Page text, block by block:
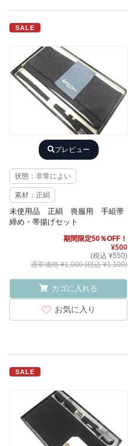
SALE
プレビュー
状態：非常によい
素材：正絹
未使用品 正絹 喪服用 手組帯
締め・帯揚げセット
期間限定50％OFF！
¥500
(税込 ¥550)
通常価格 ¥1,000 (税込 ¥1,100)
カゴに入れる
お気に入り
SALE